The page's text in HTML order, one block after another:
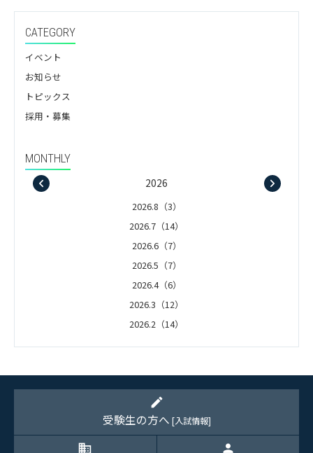
CATEGORY
イベント
お知らせ
トピックス
採用・募集
MONTHLY
2026
2026.8（3）
2026.7（14）
2026.6（7）
2026.5（7）
2026.4（6）
2026.3（12）
2026.2（14）
2026.1（5）
edit
受験生の方へ [入試情報]
domain person